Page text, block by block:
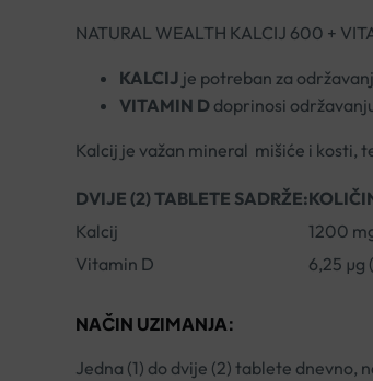
NATURAL WEALTH KALCIJ 600 +
KALCIJ je potreban za
VITAMIN Ddoprinosi
Kalcij je važan mineral mišiće i kosti,
DVIJE (2) TABLETE SADRŽE:
Kalcij
1200
Vitamin D
6,25 µg
NAČIN UZIMANJA:
Jedna (1) do dvije (2) tablete dnevno,